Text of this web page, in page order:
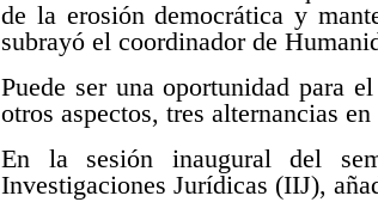
de la erosión democrática y
subrayó el coordinador de
Puede ser una oportunidad para
otros aspectos, tres alternancias
En la sesión inaugural del
Investigaciones Jurídicas (IIJ),